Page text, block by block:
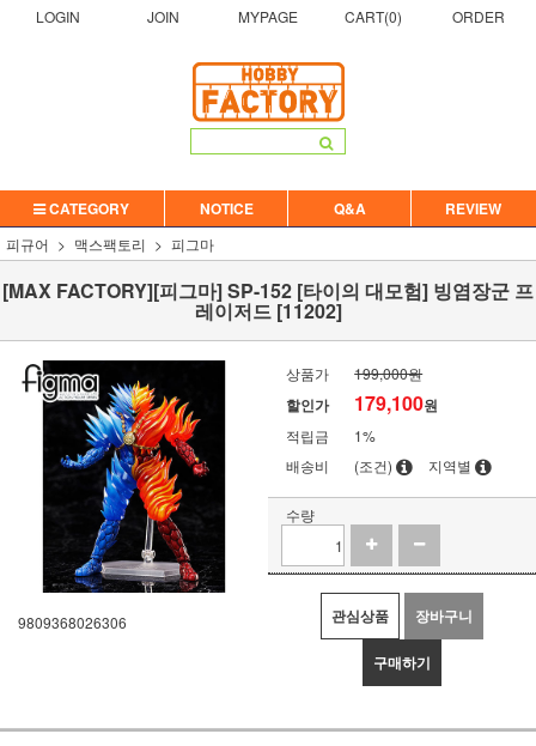
LOGIN JOIN MYPAGE CART(0) ORDER
CATEGORY NOTICE Q&A REVIEW
피규어 맥스팩토리 피그마
[MAX FACTORY][피그마] SP-152 [타이의 대모험] 빙염장군 프
레이저드 [11202]
9809368026306
상품가 199,000원
할인가 179,100원
적립금
1%
배송비
(조건) 지역별
수량
관심상품 장바구니
구매하기